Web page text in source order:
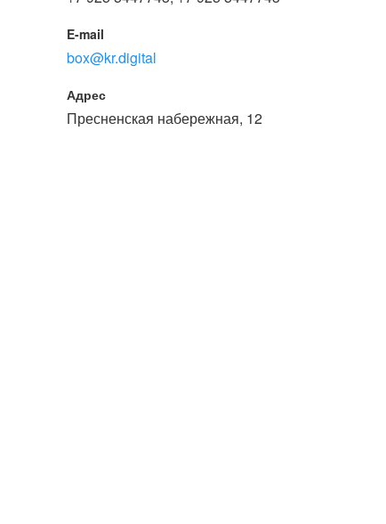
или войдите с помощью
E-mail
box@kr.digital
Адрес
Пресненская набережная, 12